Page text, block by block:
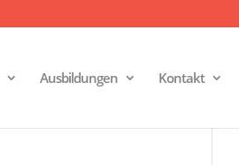
Ausbildungen Kontakt